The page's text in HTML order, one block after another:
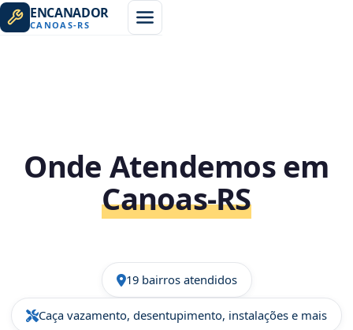
ENCANADOR
CANOAS-RS
Onde Atendemos em
Canoas‑RS
19 bairros atendidos
Caça vazamento, desentupimento, instalações e mais